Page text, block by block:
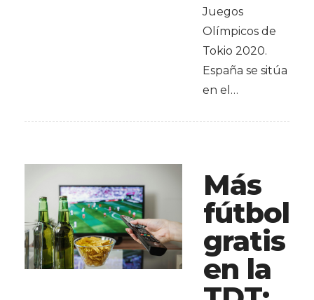
Juegos
Olímpicos de
Tokio 2020.
España se sitúa
en el…
Más
fútbol
gratis
en la